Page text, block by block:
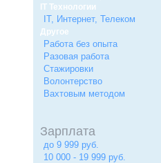
IT Технологии
IT, Интернет, Телеком
Другое
Работа без опыта
Разовая работа
Стажировки
Волонтерство
Вахтовым методом
Зарплата
до 9 999 руб.
10 000 - 19 999 руб.